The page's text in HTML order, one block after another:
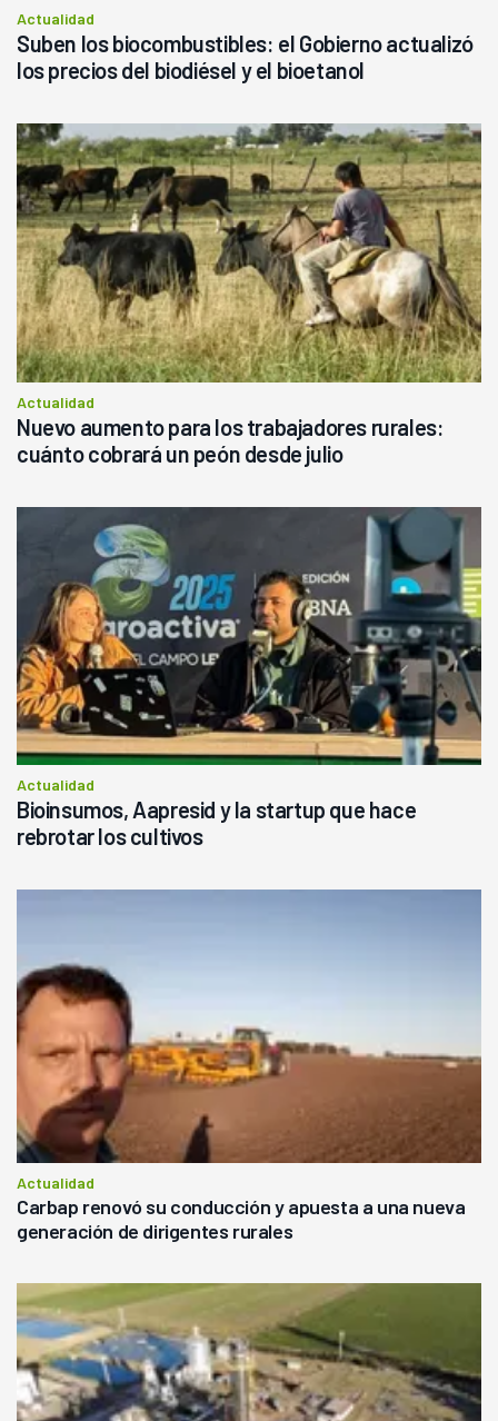
Actualidad
Suben los biocombustibles: el Gobierno actualizó
los precios del biodiésel y el bioetanol
Actualidad
Nuevo aumento para los trabajadores rurales:
cuánto cobrará un peón desde julio
Actualidad
Bioinsumos, Aapresid y la startup que hace
rebrotar los cultivos
Actualidad
Carbap renovó su conducción y apuesta a una nueva
generación de dirigentes rurales